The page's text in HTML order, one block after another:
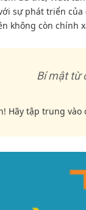
sự phát triển
không còn chính
Bí mật từ
Hãy tập trung